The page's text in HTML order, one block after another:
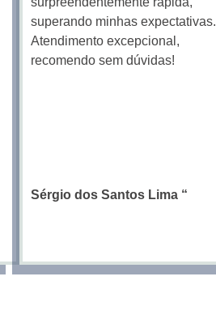
superando minhas expectativas.
Atendimento excepcional,
recomendo sem dúvidas!
Sérgio dos Santos Lima “